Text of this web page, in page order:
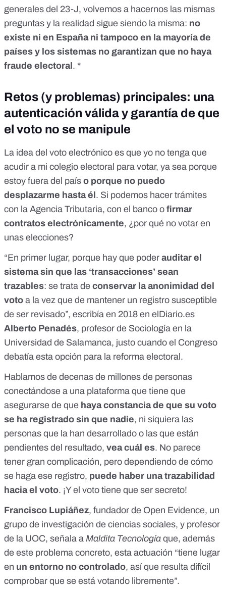
generales del 23-J, volvemos a hacernos las mismas
preguntas y la realidad sigue siendo la misma: no
existe ni en España ni tampoco en la mayoría de
países y los sistemas no garantizan que no haya
fraude electoral . *
Retos (y problemas) principales: una
autenticación válida y garantía de que
el voto no se manipule
La idea del voto electrónico es que yo no tenga que
acudir a mi colegio electoral para votar, ya sea porque
estoy fuera del país o porque no puedo
desplazarme hasta él . Si podemos hacer trámites
con la Agencia Tributaria, con el banco o firmar
contratos electrónicamente, ¿por qué no votar en
unas elecciones?
“En primer lugar, porque hay que poder auditar el
sistema sin que las ‘transacciones’ sean
trazables: se trata de conservar la anonimidad del
voto a la vez que de mantener un registro susceptible
de ser revisado”, escribía en 2018 en elDiario.es
Alberto Penadés, profesor de Sociología en la
Universidad de Salamanca, justo cuando el Congreso
debatía esta opción para la reforma electoral.
Hablamos de decenas de millones de personas
conectándose a una plataforma que tiene que
asegurarse de que haya constancia de que su voto
se ha registrado sin que nadie, ni siquiera las
personas que la han desarrollado o las que están
pendientes del resultado, vea cuál es. No parece
tener gran complicación, pero dependiendo de cómo
se haga ese registro, puede haber una trazabilidad
hacia el voto. ¡Y el voto tiene que ser secreto!
Francisco Lupiáñez, fundador de Open Evidence, un
grupo de investigación de ciencias sociales, y profesor
de la UOC, señala a Maldita Tecnología que, además
de este problema concreto, esta actuación “tiene lugar
en un entorno no controlado, así que resulta difícil
comprobar que se está votando libremente”.